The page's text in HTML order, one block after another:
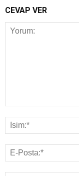
CEVAP VER